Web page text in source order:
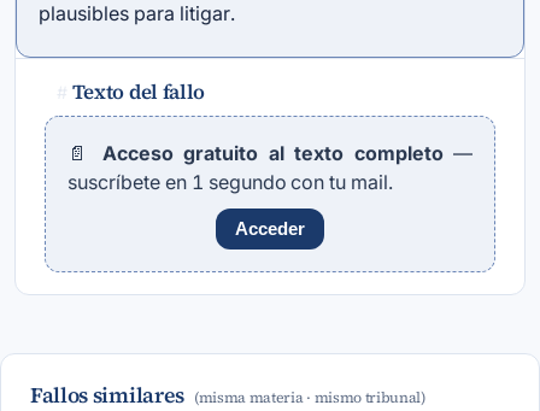
plausibles para litigar.
# Texto del fallo
📄 Acceso gratuito al texto completo—
suscríbete en 1 segundo con tu mail.
Acceder
Fallos similares (misma materia · mismo tribunal)